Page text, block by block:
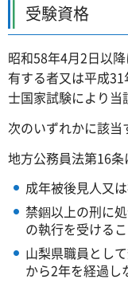
受験資格
昭和58年4月2日以
有する者又は平成
士国家試験により
次のいずれかに該当
地方公務員法第16
成年被後見人又
禁錮以上の刑に
の執行を受ける
山梨県職員とし
から2年を経過し